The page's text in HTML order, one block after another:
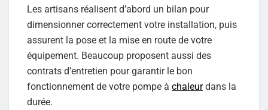
Les artisans réalisent d’abord un bilan pour
dimensionner correctement votre installation, puis
assurent la pose et la mise en route de votre
équipement. Beaucoup proposent aussi des
contrats d’entretien pour garantir le bon
fonctionnement de votre pompe à chaleurdans la
durée.